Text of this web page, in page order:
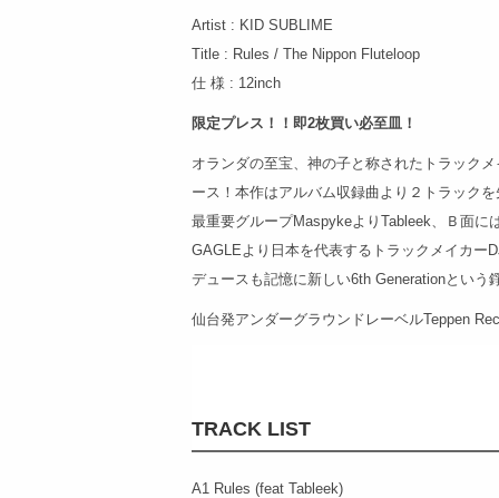
Artist : KID SUBLIME
Title : Rules / The Nippon Fluteloop
仕 様 : 12inch
限定プレス！！即2枚買い必至皿！
オランダの至宝、神の子と称されたトラック
ース！本作はアルバム収録曲より２トラック
最重要グループMaspykeよりTableek、Ｂ面
GAGLEより日本を代表するトラックメイカ
デュースも記憶に新しい6th Generationという
仙台発アンダーグラウンドレーベルTeppen
TRACK LIST
A1 Rules (feat Tableek)